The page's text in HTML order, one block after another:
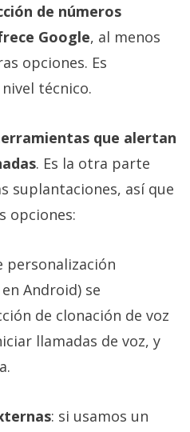
de números
Google, al menos
opciones. Es
técnico.
que alertan
. Es la otra parte
suplantaciones, así que
opciones:
personalización
Android) se
de clonación de voz
llamadas de voz, y
: si usamos un